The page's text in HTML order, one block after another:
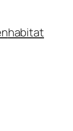
habitat